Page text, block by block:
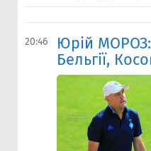
20:46
Юрій
Бельгії,